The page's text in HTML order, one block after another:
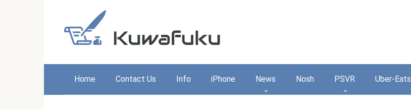
Home Contact Us Info iPhone News Nosh PSVR Uber-Eats